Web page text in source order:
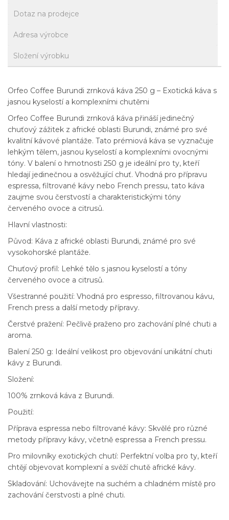
Dotaz na prodejce
Adresa výrobce
Složení výrobku
Orfeo Coffee Burundi zrnková káva 250 g – Exotická káva s
jasnou kyselostí a komplexními chutěmi
Orfeo Coffee Burundi zrnková káva přináší jedinečný
chuťový zážitek z africké oblasti Burundi, známé pro své
kvalitní kávové plantáže. Tato prémiová káva se vyznačuje
lehkým tělem, jasnou kyselostí a komplexními ovocnými
tóny. V balení o hmotnosti 250 g je ideální pro ty, kteří
hledají jedinečnou a osvěžující chuť. Vhodná pro přípravu
espressa, filtrované kávy nebo French pressu, tato káva
zaujme svou čerstvostí a charakteristickými tóny
červeného ovoce a citrusů.
Hlavní vlastnosti:
Původ: Káva z africké oblasti Burundi, známé pro své
vysokohorské plantáže.
Chuťový profil: Lehké tělo s jasnou kyselostí a tóny
červeného ovoce a citrusů.
Všestranné použití: Vhodná pro espresso, filtrovanou kávu,
French press a další metody přípravy.
Čerstvé pražení: Pečlivě praženo pro zachování plné chuti a
aroma.
Balení 250 g: Ideální velikost pro objevování unikátní chuti
kávy z Burundi.
Složení:
100% zrnková káva z Burundi.
Použití:
Příprava espressa nebo filtrované kávy: Skvělé pro různé
metody přípravy kávy, včetně espressa a French pressu.
Pro milovníky exotických chutí: Perfektní volba pro ty, kteří
chtějí objevovat komplexní a svěží chutě africké kávy.
Skladování: Uchovávejte na suchém a chladném místě pro
zachování čerstvosti a plné chuti.